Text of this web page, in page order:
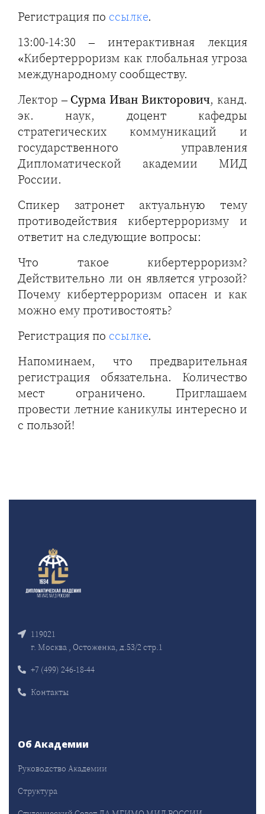
Регистрация по ссылке.
13:00-14:30 – интерактивная лекция
«Кибертерроризм как глобальная угроза
международному сообществу.
Лектор –Сурма Иван Викторович, канд.
эк. наук, доцент кафедры
стратегических коммуникаций и
государственного управления
Дипломатической академии МИД
России.
Спикер затронет актуальную тему
противодействия кибертерроризму и
ответит на следующие вопросы:
Что такое кибертерроризм?
Действительно ли он является угрозой?
Почему кибертерроризм опасен и как
можно ему противостоять?
Регистрация по ссылке.
Напоминаем, что предварительная
регистрация обязательна. Количество
мест ограничено. Приглашаем
провести летние каникулы интересно и
с пользой!
119021
г. Москва , Остоженка, д.53/2 стр.1
+7 (499) 246-18-44
Контакты
Об Академии
Руководство Академии
Структура